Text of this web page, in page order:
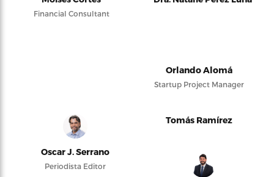
Financial Consultant
Orlando Alomá
Startup Project Manager
Oscar J. Serrano
Periodista Editor
Tomás Ramírez